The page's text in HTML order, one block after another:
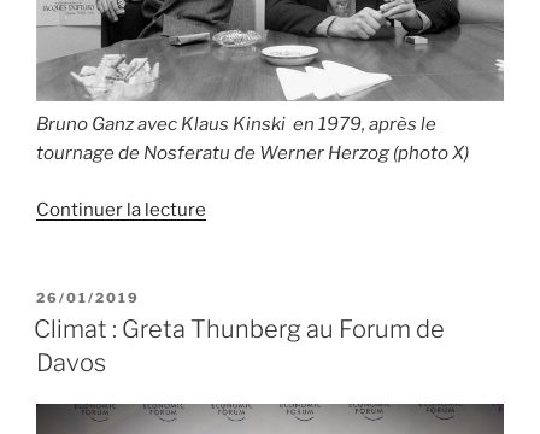
Bruno Ganz avec Klaus Kinski en 1979, après le
tournage de Nosferatu de Werner Herzog (photo X)
Continuer la lecture
PUBLIÉ
LE
26/01/2019
Climat : Greta Thunberg au Forum de
Davos